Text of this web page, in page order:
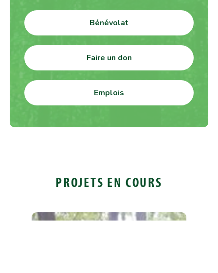
Bénévolat
Faire un don
Emplois
PROJETS EN COURS